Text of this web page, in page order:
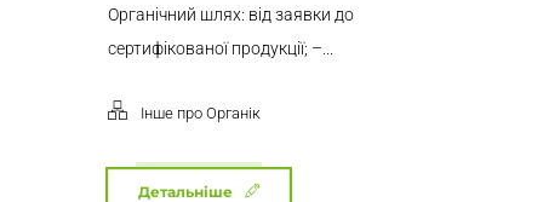
Органічний шлях: від заявки до
сертифікованої продукції; –...
Інше про Органік
Детальніше